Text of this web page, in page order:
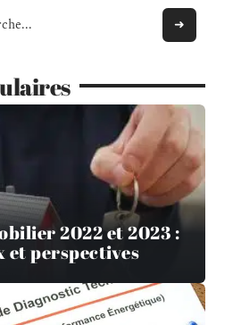
2022 et 2023 :
et perspectives